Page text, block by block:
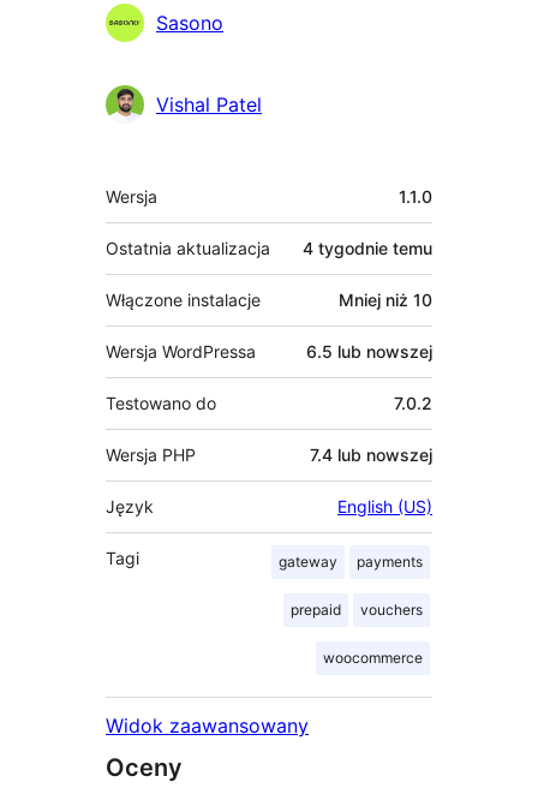
Zaangażowani
Sasono
Vishal Patel
Meta
Wersja 1.1.0
Ostatnia aktualizacja 4 tygodnie temu
Włączone instalacje Mniej niż 10
Wersja WordPressa 6.5 lub nowszej
Testowano do 7.0.2
Wersja PHP 7.4 lub nowszej
Język English (US)
Tagi gateway payments
prepaid vouchers
woocommerce
Widok zaawansowany
Oceny